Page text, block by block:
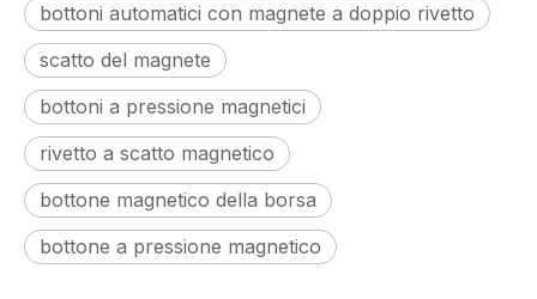
bottoni automatici con magnete a doppio rivetto
scatto del magnete
bottoni a pressione magnetici
rivetto a scatto magnetico
bottone magnetico della borsa
bottone a pressione magnetico